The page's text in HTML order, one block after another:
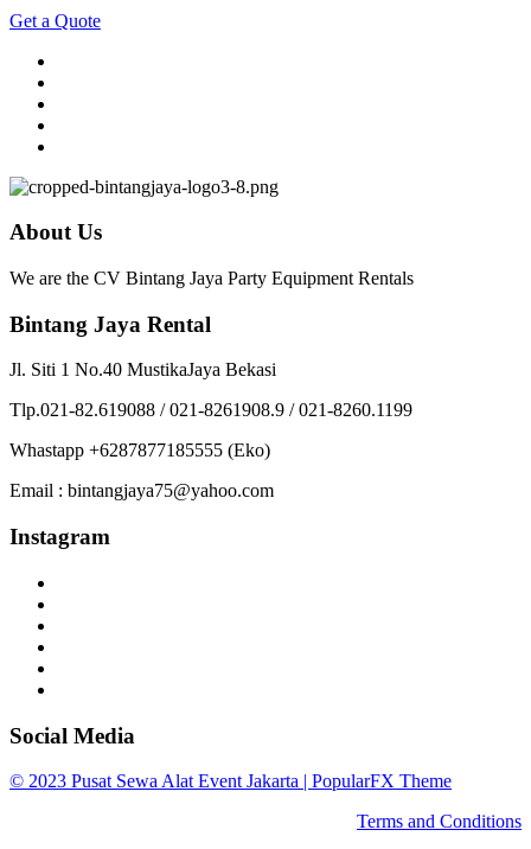
Get a Quote
About Us
We are the CV Bintang Jaya Party Equipment Rentals
Bintang Jaya Rental
Jl. Siti 1 No.40 MustikaJaya Bekasi
Tlp.021-82.619088 / 021-8261908.9 / 021-8260.1199
Whastapp +6287877185555 (Eko)
Email : bintangjaya75@yahoo.com
Instagram
Social Media
© 2023 Pusat Sewa Alat Event Jakarta | PopularFX Theme
Terms and Conditions